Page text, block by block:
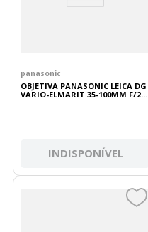
panasonic
OBJETIVA PANASONIC LEICA DG
VARIO-ELMARIT 35-100MM F/2.8
INDISPONÍVEL